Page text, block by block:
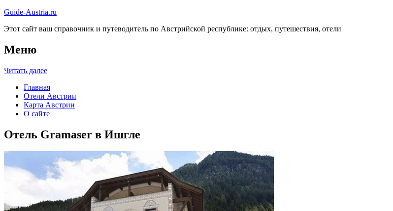
Guide-Austria.ru
Этот сайт ваш справочник и путеводитель по Австрийской республике: отдых, путешествия, отели
Меню
Читать далее
Главная
Отели Австрии
Карта Австрии
О сайте
Отель Gramaser в Ишгле